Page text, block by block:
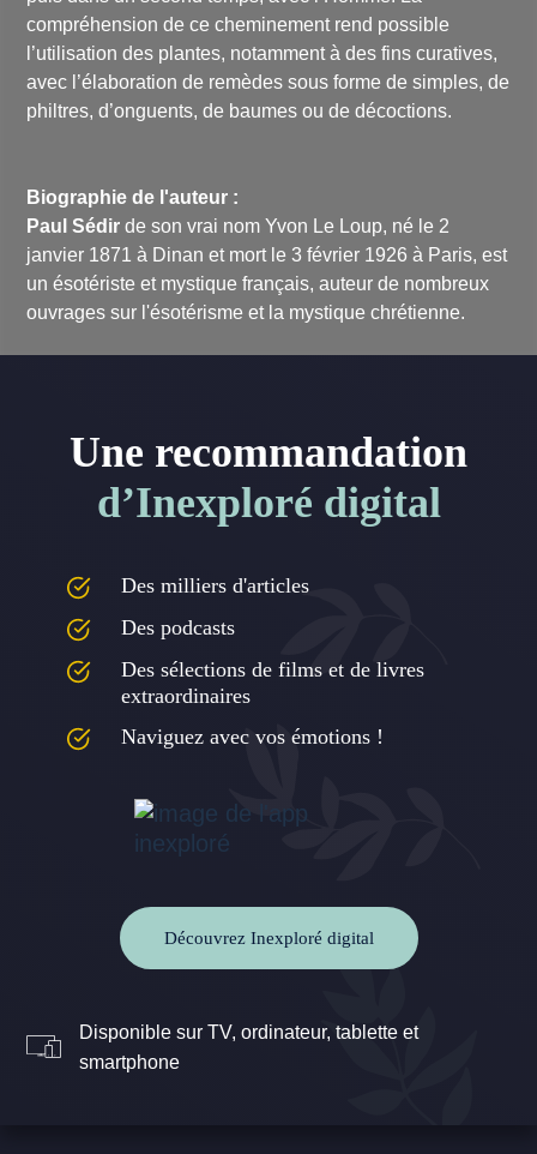
compréhension de ce cheminement rend possible
l’utilisation des plantes, notamment à des fins curatives,
avec l’élaboration de remèdes sous forme de simples, de
philtres, d’onguents, de baumes ou de décoctions.
Biographie de l'auteur :
Paul Sédir de son vrai nom Yvon Le Loup, né le 2
janvier 1871 à Dinan et mort le 3 février 1926 à Paris, est
un ésotériste et mystique français, auteur de nombreux
ouvrages sur l'ésotérisme et la mystique chrétienne.
Une recommandation
d’Inexploré digital
Des milliers d'articles
Des podcasts
Des sélections de films et de livres
extraordinaires
Naviguez avec vos émotions !
Découvrez Inexploré digital
Disponible sur TV, ordinateur, tablette et
smartphone